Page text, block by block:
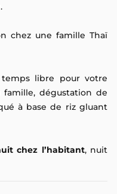
chez une famille Thaï
libre pour votre
famille, dégustation de
à base de riz gluant
chez l’habitant, nuit